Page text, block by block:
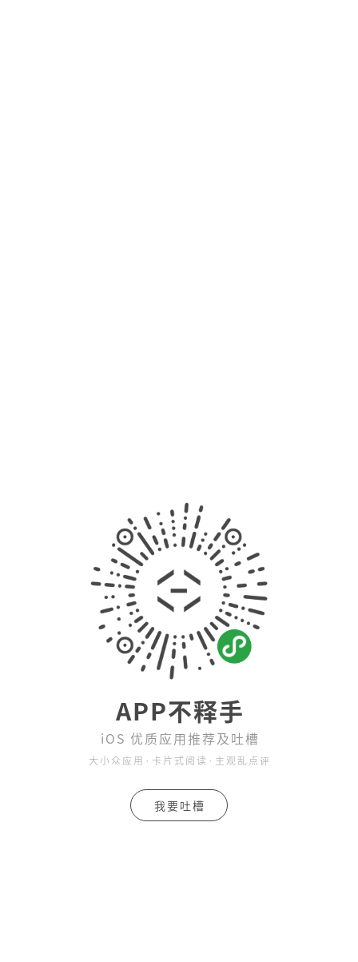
APP不释手
iOS 优质应用推荐及吐槽
大小众应用·卡片式阅读·主观乱点评
我要吐槽